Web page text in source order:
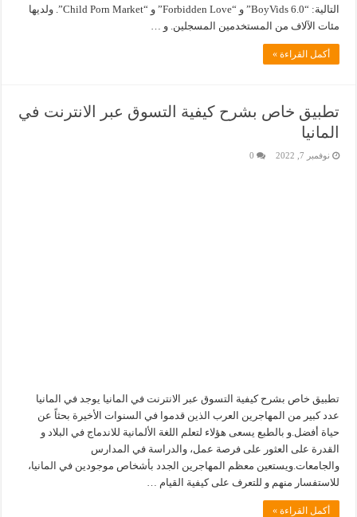
التالية: “BoyVids 6.0” و “Forbidden Love” و “Child Porn Market”. ولديها
مئات الآلاف من المستخدمين المسجلين. و …
أكمل القراءة »
تطبيق خاص بشرح كيفية التسوق عبر الانترنت في
المانيا
نوفمبر 7, 2022 0
تطبيق خاص بشرح كيفية التسوق عبر الانترنت في المانيا يوجد في المانيا
عدد كبير من المهاجرين العرب الذين قدموا في السنوات الأخيرة بحثاً عن
حياة أفضل.و بالطبع يسعى هؤلاء لتعلم اللغة الألمانية للاندماج في البلاد و
القدرة على العثور على فرصة عمل، والدراسة في المدارس
والجامعات.ويستعين معظم المهاجرين الجدد بأشخاص موجودين في المانيا،
للاستفسار منهم و للتعرف على كيفية القيام …
أكمل القراءة »